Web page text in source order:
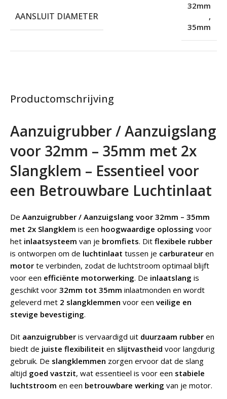
Productomschrijving
Aanzuigrubber / Aanzuigslang
voor 32mm – 35mm met 2x
Slangklem – Essentieel voor
een Betrouwbare Luchtinlaat
De Aanzuigrubber / Aanzuigslang voor 32mm – 35mm
met 2x Slangklem is een hoogwaardige oplossing voor
het inlaatsysteem van je bromfiets. Dit flexibele rubber
is ontworpen om de luchtinlaat tussen je carburateur en
motor te verbinden, zodat de luchtstroom optimaal blijft
voor een efficiënte motorwerking. De inlaatslang is
geschikt voor 32mm tot 35mm inlaatmonden en wordt
geleverd met 2 slangklemmen voor een veilige en
stevige bevestiging.
Dit aanzuigrubber is vervaardigd uit duurzaam rubber en
biedt de juiste flexibiliteit en slijtvastheid voor langdurig
gebruik. De slangklemmen zorgen ervoor dat de slang
altijd goed vastzit, wat essentieel is voor een stabiele
luchtstroom en een betrouwbare werking van je motor.
AANSLUIT DIAMETER
32mm
,
35mm